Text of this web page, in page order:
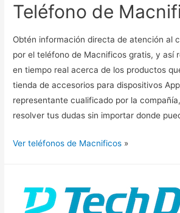
Teléfono de
Obtén información directa de atención al
por el teléfono de Macnificos gratis, y así
en tiempo real acerca de los productos
tienda de accesorios para dispositivos
representante cualificado por la
resolver tus dudas sin importar donde
Ver teléfonos de Macnificos »